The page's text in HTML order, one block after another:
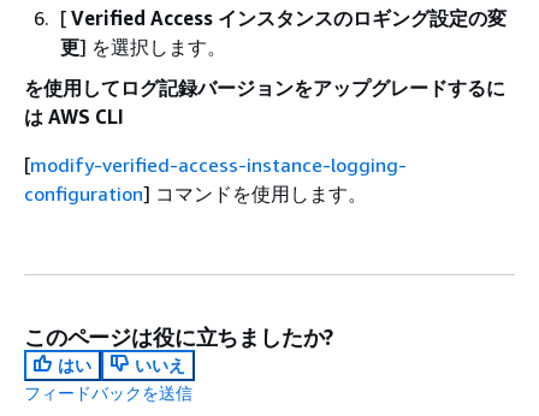
[ Verified Access インスタンスのロギング設定の変
更] を選択します。
を使用してログ記録バージョンをアップグレードするに
は AWS CLI
[modify-verified-access-instance-logging-
configuration] コマンドを使用します。
このページは役に立ちましたか?
はい
いいえ
フィードバックを送信